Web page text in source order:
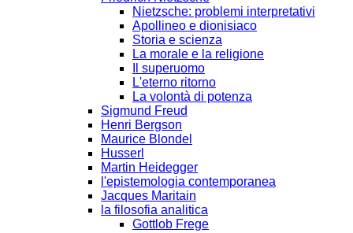
Nietzsche: problemi interpretativi
Apollineo e dionisiaco
Storia e scienza
La morale e la religione
Il superuomo
L'eterno ritorno
La volontà di potenza
Sigmund Freud
Henri Bergson
Maurice Blondel
Husserl
Martin Heidegger
l'epistemologia contemporanea
Jacques Maritain
la filosofia analitica
Gottlob Frege